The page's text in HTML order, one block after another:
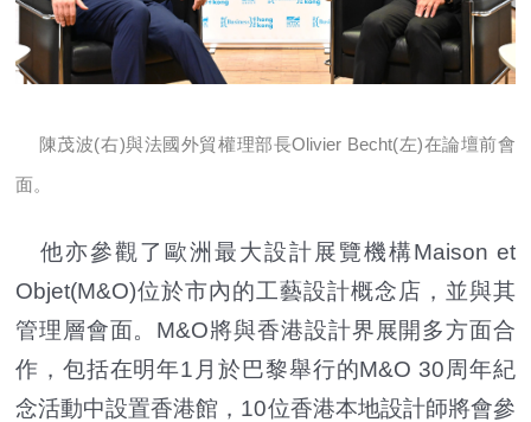
陳茂波(右)與法國外貿權理部長Olivier Becht(左)在論壇前會
面。
他亦參觀了歐洲最大設計展覽機構Maison et
Objet(M&O)位於市內的工藝設計概念店，並與其
管理層會面。M&O將與香港設計界展開多方面合
作，包括在明年1月於巴黎舉行的M&O 30周年紀
念活動中設置香港館，10位香港本地設計師將會參